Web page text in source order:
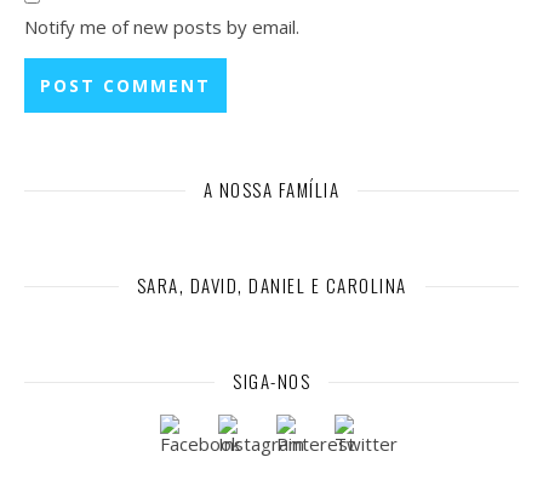
Notify me of new posts by email.
A NOSSA FAMÍLIA
SARA, DAVID, DANIEL E CAROLINA
SIGA-NOS